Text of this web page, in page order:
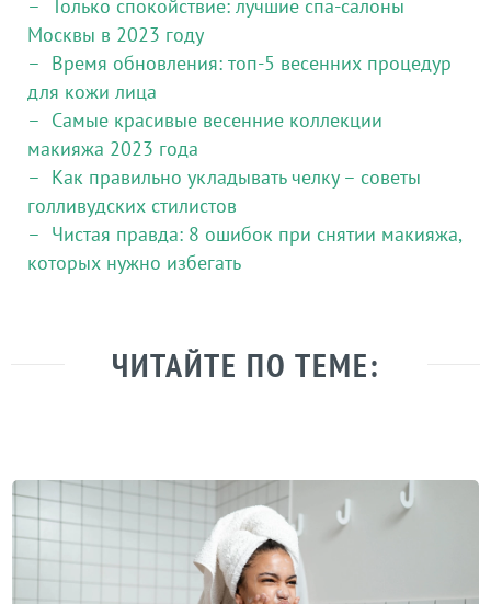
Только спокойствие: лучшие спа-салоны
Москвы в 2023 году
Время обновления: топ-5 весенних процедур
для кожи лица
Самые красивые весенние коллекции
макияжа 2023 года
Как правильно укладывать челку – советы
голливудских стилистов
Чистая правда: 8 ошибок при снятии макияжа,
которых нужно избегать
ЧИТАЙТЕ ПО ТЕМЕ: